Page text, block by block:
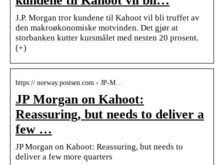
J.P. Morgan tror kundene til Kahoot vil bli truffet av
den makroøkonomiske motvinden. Det gjør at
storbanken kutter kursmålet med nesten 20 prosent.
(+)
https:// norway.postsen.com › JP-M…
JP Morgan on Kahoot:
Reassuring, but needs to deliver a
few …
JP Morgan on Kahoot: Reassuring, but needs to
deliver a few more quarters